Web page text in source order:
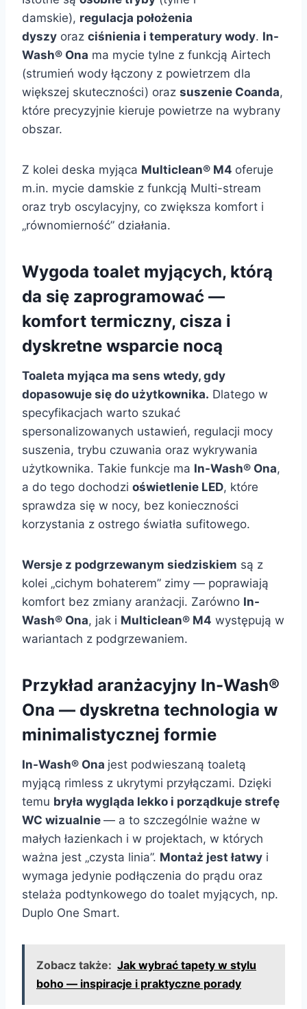
damskie), regulacja położenia
dyszy oraz ciśnienia i temperatury wody. In-
Wash® Ona ma mycie tylne z funkcją Airtech
(strumień wody łączony z powietrzem dla
większej skuteczności) oraz suszenie Coanda,
które precyzyjnie kieruje powietrze na wybrany
obszar.
Z kolei deska myjąca Multiclean® M4 oferuje
m.in. mycie damskie z funkcją Multi-stream
oraz tryb oscylacyjny, co zwiększa komfort i
„równomierność” działania.
Wygoda toalet myjących, którą
da się zaprogramować —
komfort termiczny, cisza i
dyskretne wsparcie nocą
Toaleta myjąca ma sens wtedy, gdy
dopasowuje się do użytkownika. Dlatego w
specyfikacjach warto szukać
spersonalizowanych ustawień, regulacji mocy
suszenia, trybu czuwania oraz wykrywania
użytkownika. Takie funkcje ma In-Wash® Ona,
a do tego dochodzi oświetlenie LED, które
sprawdza się w nocy, bez konieczności
korzystania z ostrego światła sufitowego.
Wersje z podgrzewanym siedziskiem są z
kolei „cichym bohaterem” zimy — poprawiają
komfort bez zmiany aranżacji. Zarówno In-
Wash® Ona, jak i Multiclean® M4 występują w
wariantach z podgrzewaniem.
Przykład aranżacyjny In-Wash®
Ona — dyskretna technologia w
minimalistycznej formie
In-Wash® Ona jest podwieszaną toaletą
myjącą rimless z ukrytymi przyłączami. Dzięki
temu bryła wygląda lekko i porządkuje strefę
WC wizualnie — a to szczególnie ważne w
małych łazienkach i w projektach, w których
ważna jest „czysta linia”. Montaż jest łatwy i
wymaga jedynie podłączenia do prądu oraz
stelaża podtynkowego do toalet myjących, np.
Duplo One Smart.
Zobacz także: Jak wybrać tapety w stylu
boho — inspiracje i praktyczne porady